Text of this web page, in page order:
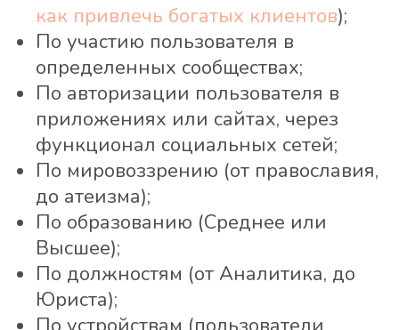
как привлечь богатых клиентов);
По участию пользователя в
определенных сообществах;
По авторизации пользователя в
приложениях или сайтах, через
функционал социальных сетей;
По мировоззрению (от православия,
до атеизма);
По образованию (Среднее или
Высшее);
По должностям (от Аналитика, до
Юриста);